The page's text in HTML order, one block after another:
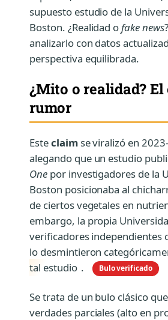
supuesto estudio de la
Boston. ¿Realidad ofake news
analizarlo con datos
perspectiva equilibrada.
¿Mito o realidad?
rumor
Esteclaimse viralizó en
alegando que un estudio
One por investigadores de la
Boston posicionaba al
de ciertos vegetales en
embargo, la propia
verificadores independientes
lo desmintieron
tal estudio . Bulo verificado
Se trata de un bulo clásico
verdades parciales (alto en